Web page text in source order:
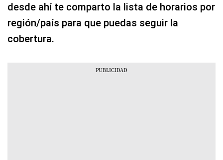
desde ahí te comparto la lista de horarios por
región/país para que puedas seguir la
cobertura.